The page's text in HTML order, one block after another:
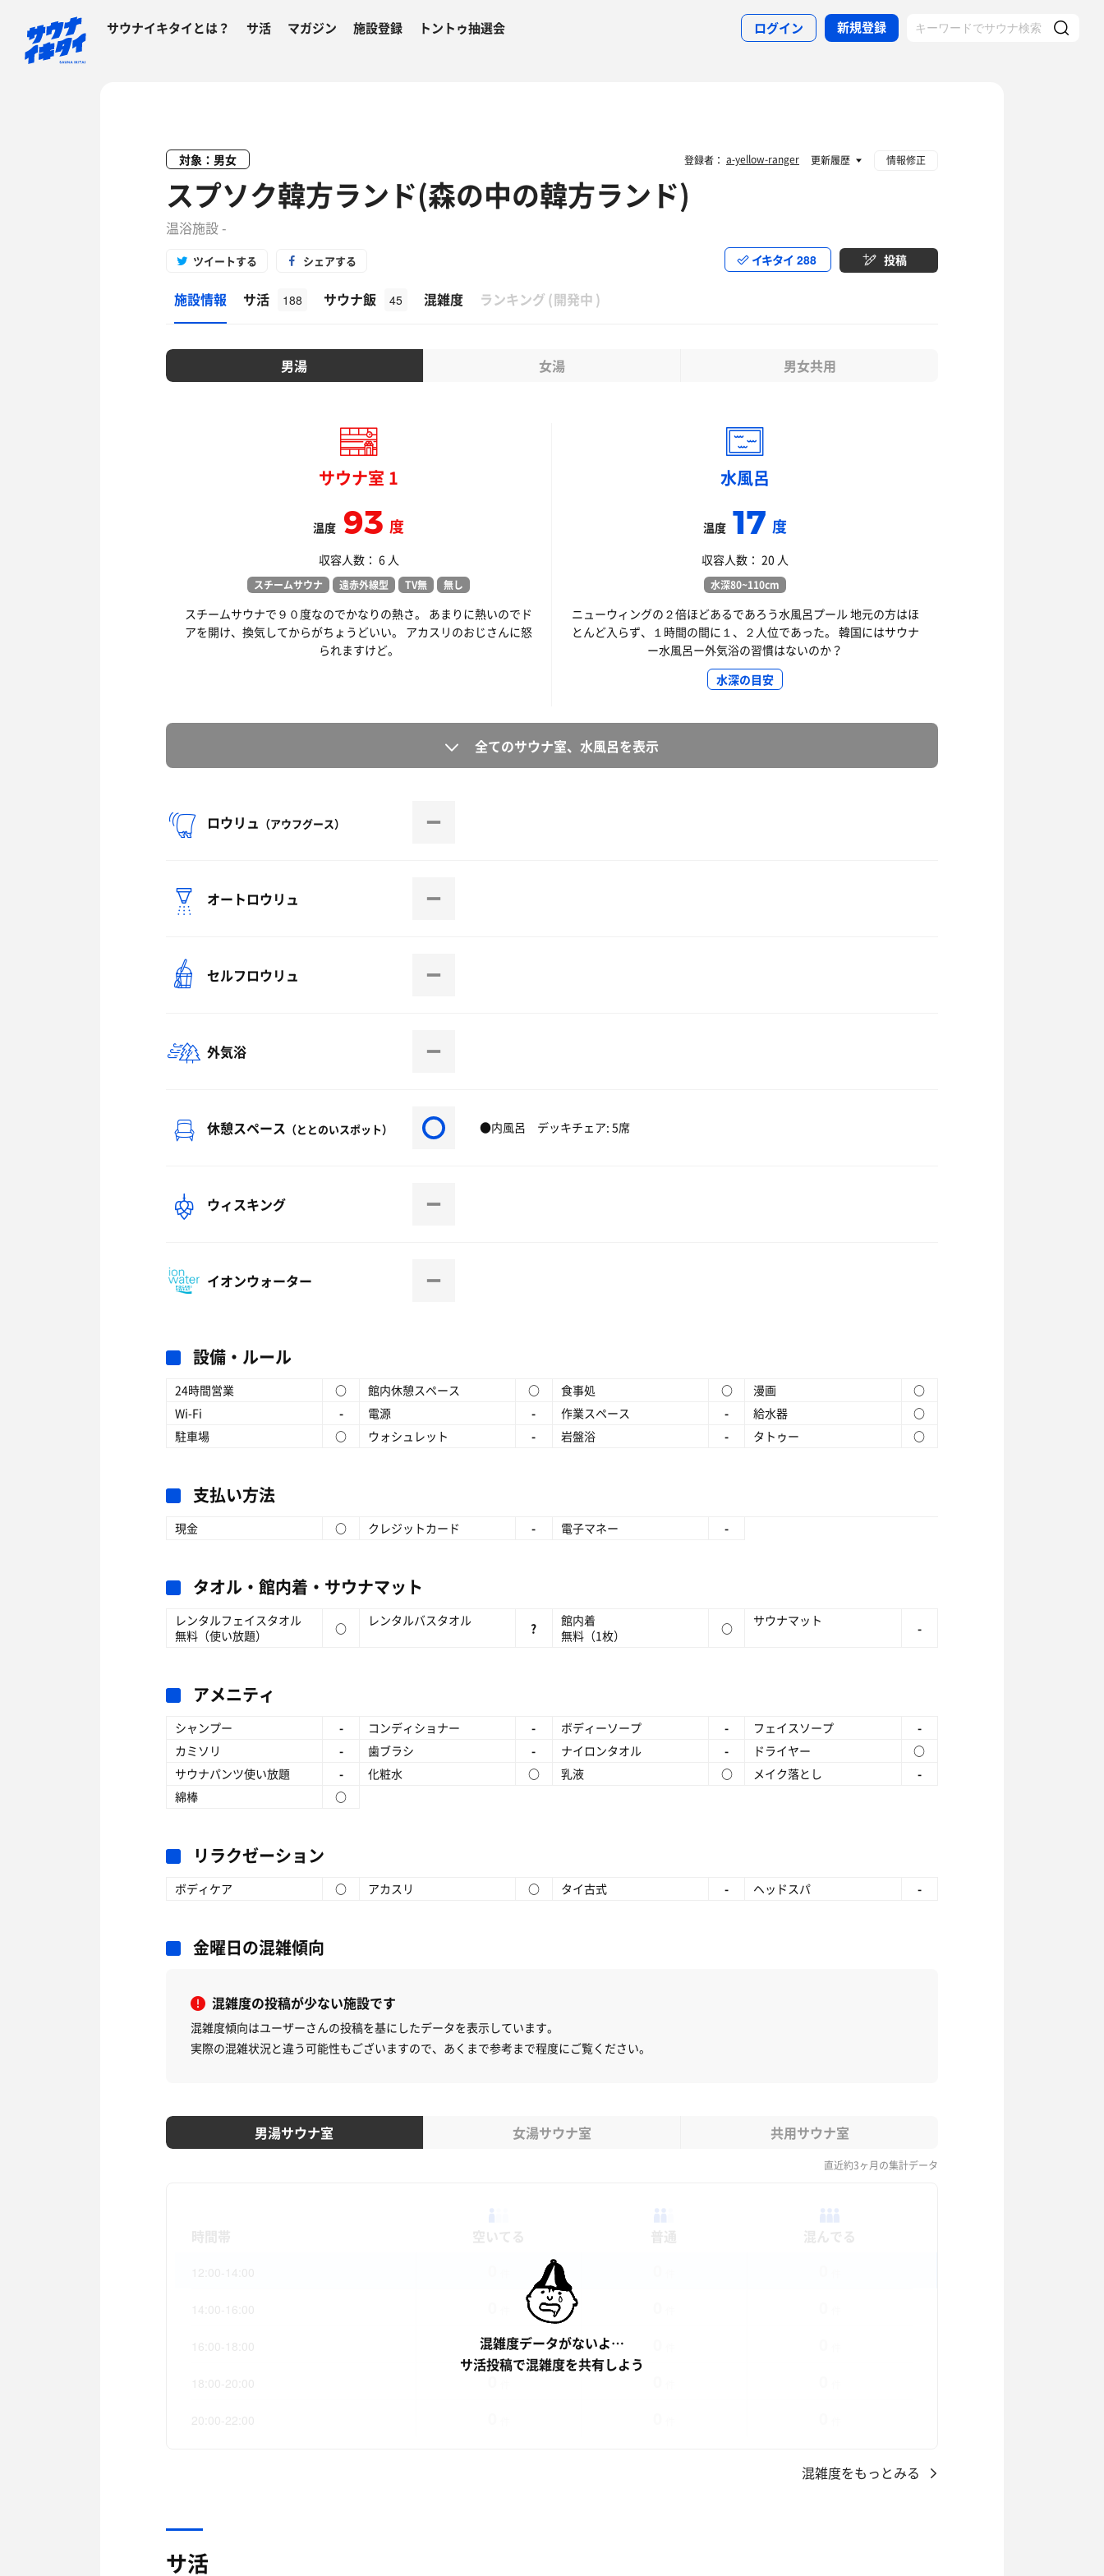
サウナイキタイとは？ サ活 マガジン 施設登録 トントゥ抽選会 ログイン 新規登録
対象：男女
スプソク韓方ランド(森の中の韓方ランド)
温浴施設 -
ツイートする シェアする イキタイ 288 投稿
施設情報 サ活 188 サウナ飯 45 混雑度 ランキング (開発中 )
男湯 女湯 男女共用
サウナ室 1
温度 93度
収容人数： 6 人
スチームサウナ 遠赤外線型 TV無 無し
スチームサウナで９０度なのでかなりの熱さ。 あまりに熱いのでド
アを開け、換気してからがちょうどいい。 アカスリのおじさんに怒
られますけど。
水風呂
温度 17度
収容人数： 20 人
水深80~110cm
ニューウィングの２倍ほどあるであろう水風呂プール 地元の方はほ
とんど入らず、１時間の間に１、２人位であった。 韓国にはサウナ
ー水風呂ー外気浴の習慣はないのか？
水深の目安
全てのサウナ室、水風呂を表示
ロウリュ （アウフグース）
オートロウリュ
セルフロウリュ
外気浴
休憩スペース （ととのいスポット） ●内風呂 デッキチェア: 5席
ウィスキング
イオンウォーター
設備・ルール
24時間営業 ○ 館内休憩スペース ○ 食事処 ○ 漫画
○
Wi-Fi
- 電源 - 作業スペース - 給水器
○
駐車場
○ ウォシュレット - 岩盤浴 - タトゥー ○
支払い方法
現金 ○ クレジットカード - 電子マネー -
タオル・館内着・サウナマット
レンタルフェイスタオル
無料（使い放題）
○ レンタルバスタオル ?
館内着
無料（1枚）
○ サウナマット -
アメニティ
シャンプー - コンディショナー - ボディーソープ - フェイスソープ
-
カミソリ
- 歯ブラシ - ナイロンタオル - ドライヤー
○
サウナパンツ使い放題
- 化粧水 ○ 乳液 ○ メイク落とし
-
綿棒
○
リラクゼーション
ボディケア ○ アカスリ ○ タイ古式 - ヘッドスパ -
金曜日の混雑傾向
混雑度の投稿が少ない施設です
混雑度傾向はユーザーさんの投稿を基にしたデータを表示しています。
実際の混雑状況と違う可能性もございますので、あくまで参考まで程度にご覧ください。
男湯サウナ室 女湯サウナ室 共用サウナ室
直近約3ヶ月の集計データ
混雑度データがないよ…
サ活投稿で混雑度を共有しよう
0 件
混雑度をもっとみる
サ活
登録者： a-yellow-ranger 更新履歴 情報修正